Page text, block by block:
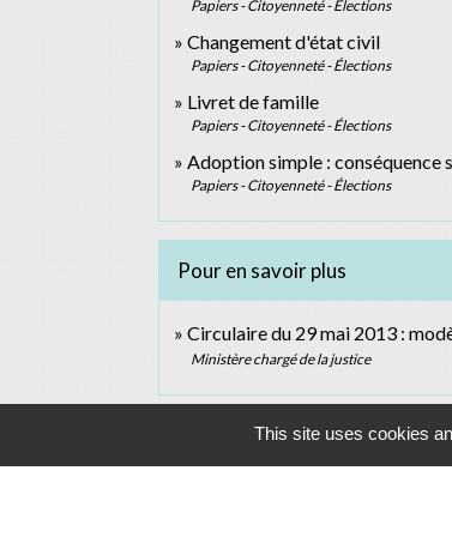
Papiers - Citoyenneté - Élections
Changement d'état civil
Papiers - Citoyenneté - Élections
Livret de famille
Papiers - Citoyenneté - Élections
Adoption simple : conséquence
Papiers - Citoyenneté - Élections
Pour en savoir plus
Circulaire du 29 mai 2013 :
Ministère chargé de la justice
This site uses cookies